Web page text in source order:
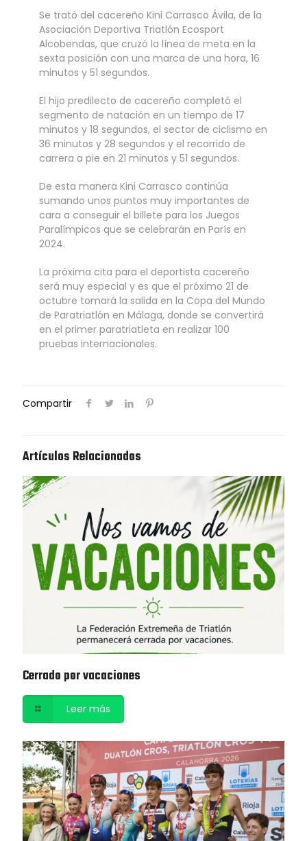
Se trató del cacereño Kini Carrasco Ávila, de la
Asociación Deportiva Triatlón Ecosport
Alcobendas, que cruzó la línea de meta en la
sexta posición con una marca de una hora, 16
minutos y 51 segundos.
El hijo predilecto de cacereño completó el
segmento de natación en un tiempo de 17
minutos y 18 segundos, el sector de ciclismo en
36 minutos y 28 segundos y el recorrido de
carrera a pie en 21 minutos y 51 segundos.
De esta manera Kini Carrasco continúa
sumando unos puntos muy importantes de
cara a conseguir el billete para los Juegos
Paralímpicos que se celebrarán en París en
2024.
La próxima cita para el deportista cacereño
será muy especial y es que el próximo 21 de
octubre tomará la salida en la Copa del Mundo
de Paratriatlón en Málaga, donde se convertirá
en el primer paratriatleta en realizar 100
pruebas internacionales.
Compartir
Artículos Relacionados
Cerrado por vacaciones
Leer más